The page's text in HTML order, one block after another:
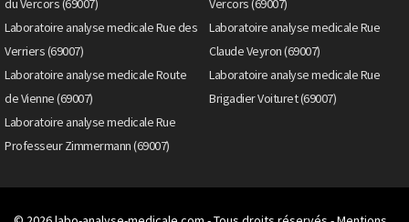
du Vercors (69007)
Vercors (69007)
Laboratoire analyse medicale Rue des
Verriers (69007)
Laboratoire analyse medicale Rue
Claude Veyron (69007)
Laboratoire analyse medicale Route
de Vienne (69007)
Laboratoire analyse medicale Rue
Brigadier Voituret (69007)
Laboratoire analyse medicale Rue
Professeur Zimmermann (69007)